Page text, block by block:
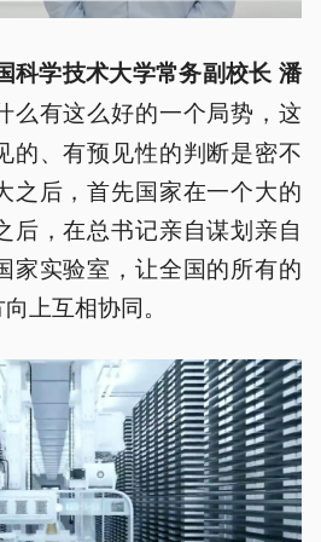
科学技术大学常务副校长 潘
么有这么好的一个局势，这
的、有预见性的判断是密不
之后，首先国家在一个大的
后，在总书记亲自谋划亲自
家实验室，让全国的所有的
上互相协同。